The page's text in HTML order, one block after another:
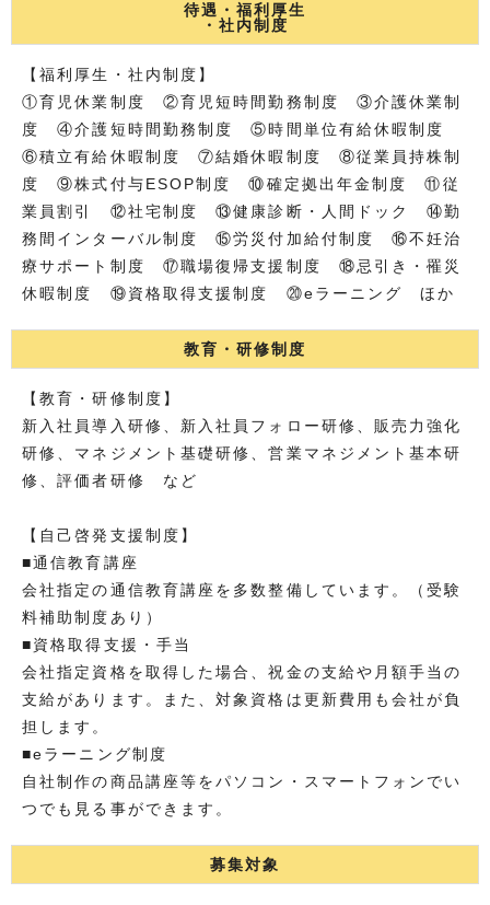
待遇・福利厚生
・社内制度
【福利厚生・社内制度】
①育児休業制度 ②育児短時間勤務制度 ③介護休業制
度 ④介護短時間勤務制度 ⑤時間単位有給休暇制度
⑥積立有給休暇制度 ⑦結婚休暇制度 ⑧従業員持株制
度 ⑨株式付与ESOP制度 ⑩確定拠出年金制度 ⑪従
業員割引 ⑫社宅制度 ⑬健康診断・人間ドック ⑭勤
務間インターバル制度 ⑮労災付加給付制度 ⑯不妊治
療サポート制度 ⑰職場復帰支援制度 ⑱忌引き・罹災
休暇制度 ⑲資格取得支援制度 ⑳eラーニング ほか
教育・研修制度
【教育・研修制度】
新入社員導入研修、新入社員フォロー研修、販売力強化
研修、マネジメント基礎研修、営業マネジメント基本研
修、評価者研修 など
【自己啓発支援制度】
■通信教育講座
会社指定の通信教育講座を多数整備しています。（受験
料補助制度あり）
■資格取得支援・手当
会社指定資格を取得した場合、祝金の支給や月額手当の
支給があります。また、対象資格は更新費用も会社が負
担します。
■eラーニング制度
自社制作の商品講座等をパソコン・スマートフォンでい
つでも見る事ができます。
募集対象